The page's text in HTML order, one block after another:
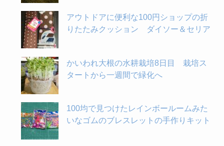
アウトドアに便利な100円ショップの折
りたたみクッション ダイソー＆セリア
かいわれ大根の水耕栽培8日目 栽培ス
タートから一週間で緑化へ
100均で見つけたレインボールームみた
いなゴムのブレスレットの手作りキット